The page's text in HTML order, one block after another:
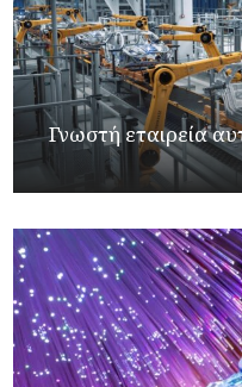
Γνωστή εταιρεία